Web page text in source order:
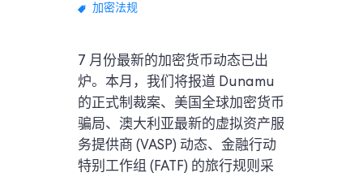
加密法规
7 月份最新的加密货币动态已出
炉。本月，我们将报道 Dunamu
的正式制裁案、美国全球加密货币
骗局、澳大利亚最新的虚拟资产服
务提供商 (VASP) 动态、金融行动
特别工作组 (FATF) 的旅行规则采